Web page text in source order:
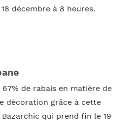
décembre à 8 heures.
de rabais en matière de
décoration grâce à cette
qui prend fin le 19